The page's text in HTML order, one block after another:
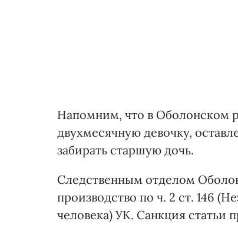
Напомним, что в Оболонском
двухмесячную девочку,
забирать старшую дочь.
Следственным отделом
производство по ч. 2 ст. 146
человека) УК. Санкция статьи